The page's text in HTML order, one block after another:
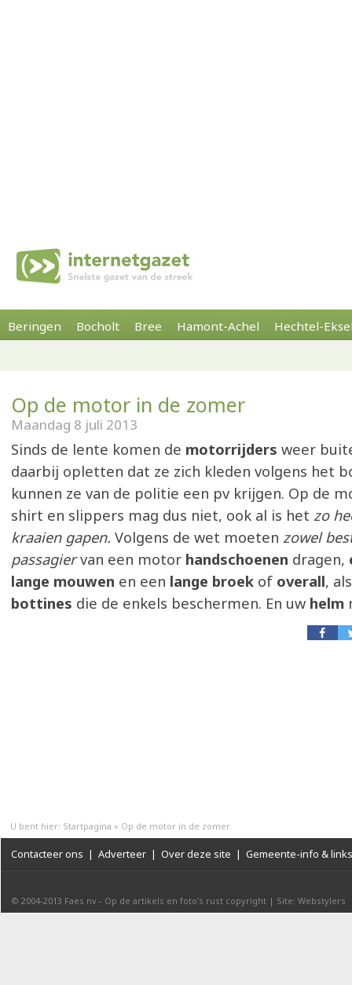
Beringen Bocholt Bree Hamont-Achel Hechtel-
Op de motor in de zomer
Maandag 8 juli 2013
Sinds de lente komen de motorrijders weer
daarbij opletten dat ze zich kleden volgens het
kunnen ze van de politie een pv krijgen. Op de
shirt en slippers mag dus niet, ook al is het zo
kraaien gapen. Volgens de wet moeten zowel
passagiervan een motor handschoenen dragen,
lange mouwen en een lange broek of overall,
bottines die de enkels beschermen. En uw helm
U bent hier: Startpagina » Op de motor in de zomer
Contacteer ons | Adverteer | Over deze site | Gemeente-info & links
© 2004-2013 Faes nv - Op de artikels en foto’s rust copyright | Site: Webstylers